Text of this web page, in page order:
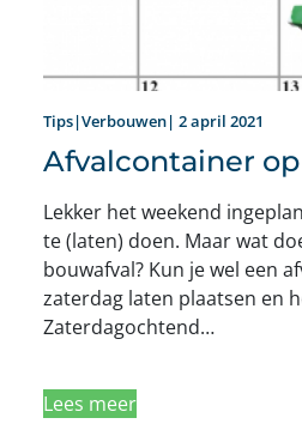
Tips|Verbouwen| 2 april 2021
Afvalcontainer
Lekker het weekend
te (laten) doen. Maar wat
bouwafval? Kun je wel een
zaterdag laten plaatsen en
Zaterdagochtend…
Lees meer